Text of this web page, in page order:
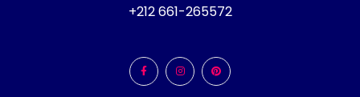
+212 661-265572